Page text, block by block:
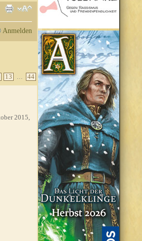
Anmelden
13 ... 44
2015,